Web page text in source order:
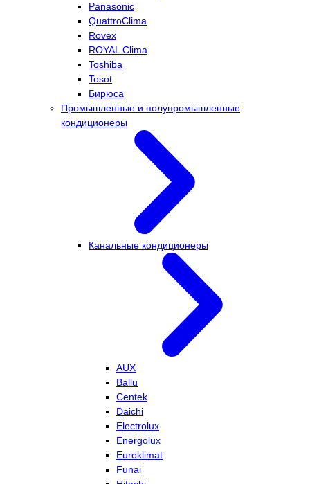
Panasonic
QuattroClima
Rovex
ROYAL Clima
Toshiba
Tosot
Бирюса
Промышленные и полупромышленные
кондиционеры
Канальные кондиционеры
AUX
Ballu
Centek
Daichi
Electrolux
Energolux
Euroklimat
Funai